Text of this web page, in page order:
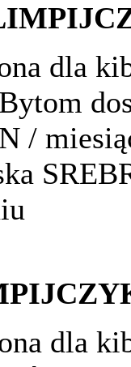
dla
/
dla